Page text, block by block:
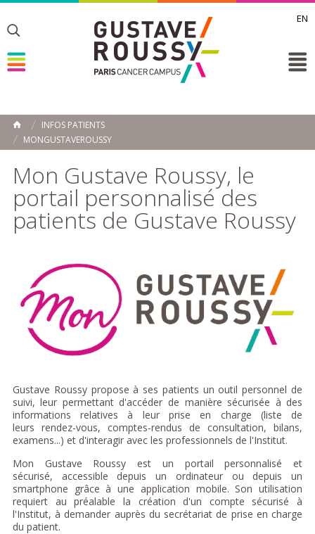
EN
Toggle
Toggle
Toggle
ACCUEIL
INFOS PATIENTS
MONGUSTAVEROUSSY
Mon Gustave Roussy, le
portail personnalisé des
patients de Gustave Roussy
Gustave Roussy propose à ses patients un outil personnel de
suivi, leur permettant d'accéder de manière sécurisée à des
informations relatives à leur prise en charge (liste de
leurs rendez-vous, comptes-rendus de consultation, bilans,
examens...) et d'interagir avec les professionnels de l'Institut.
Mon Gustave Roussy est un portail personnalisé et
sécurisé, accessible depuis un ordinateur ou depuis un
smartphone grâce à une application mobile.Son utilisation
requiert au préalable la création d'un compte sécurisé à
l'Institut, à demander auprès du secrétariat de prise en charge
du patient.